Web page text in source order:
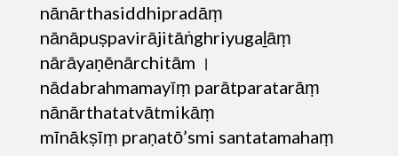
nānārthasiddhipradāṃ
nānāpuṣpavirājitāṅghriyugaḻāṃ
nārāyaṇēnārchitām ।
nādabrahmamayīṃ parātparatarāṃ
nānārthatatvātmikāṃ
mīnākṣīṃ praṇatō’smi santatamahaṃ